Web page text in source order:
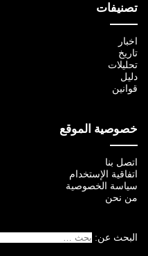
تصنيفات
اخبار
تاريخ
تحليلات
دليل
قوانين
خصوصية الموقع
اتصل بنا
اتفاقية الإستخدام
سياسة الخصوصية
من نحن
البحث عن: